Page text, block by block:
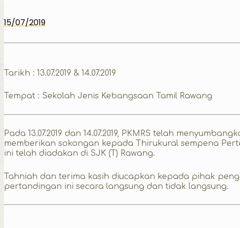
15/07/2019
Tarikh : 13.07.2019 & 14.07.2019
Tempat : Sekolah Jenis Kebangsaan Tamil Rawang
Pada 13.07.2019 dan 14.07.2019, PKMRS telah
memberikan sokongan kepada Thirukural sempena
ini telah diadakan di SJK (T) Rawang.
Tahniah dan terima kasih diucapkan kepada pihak
pertandingan ini secara langsung dan tidak langsung.